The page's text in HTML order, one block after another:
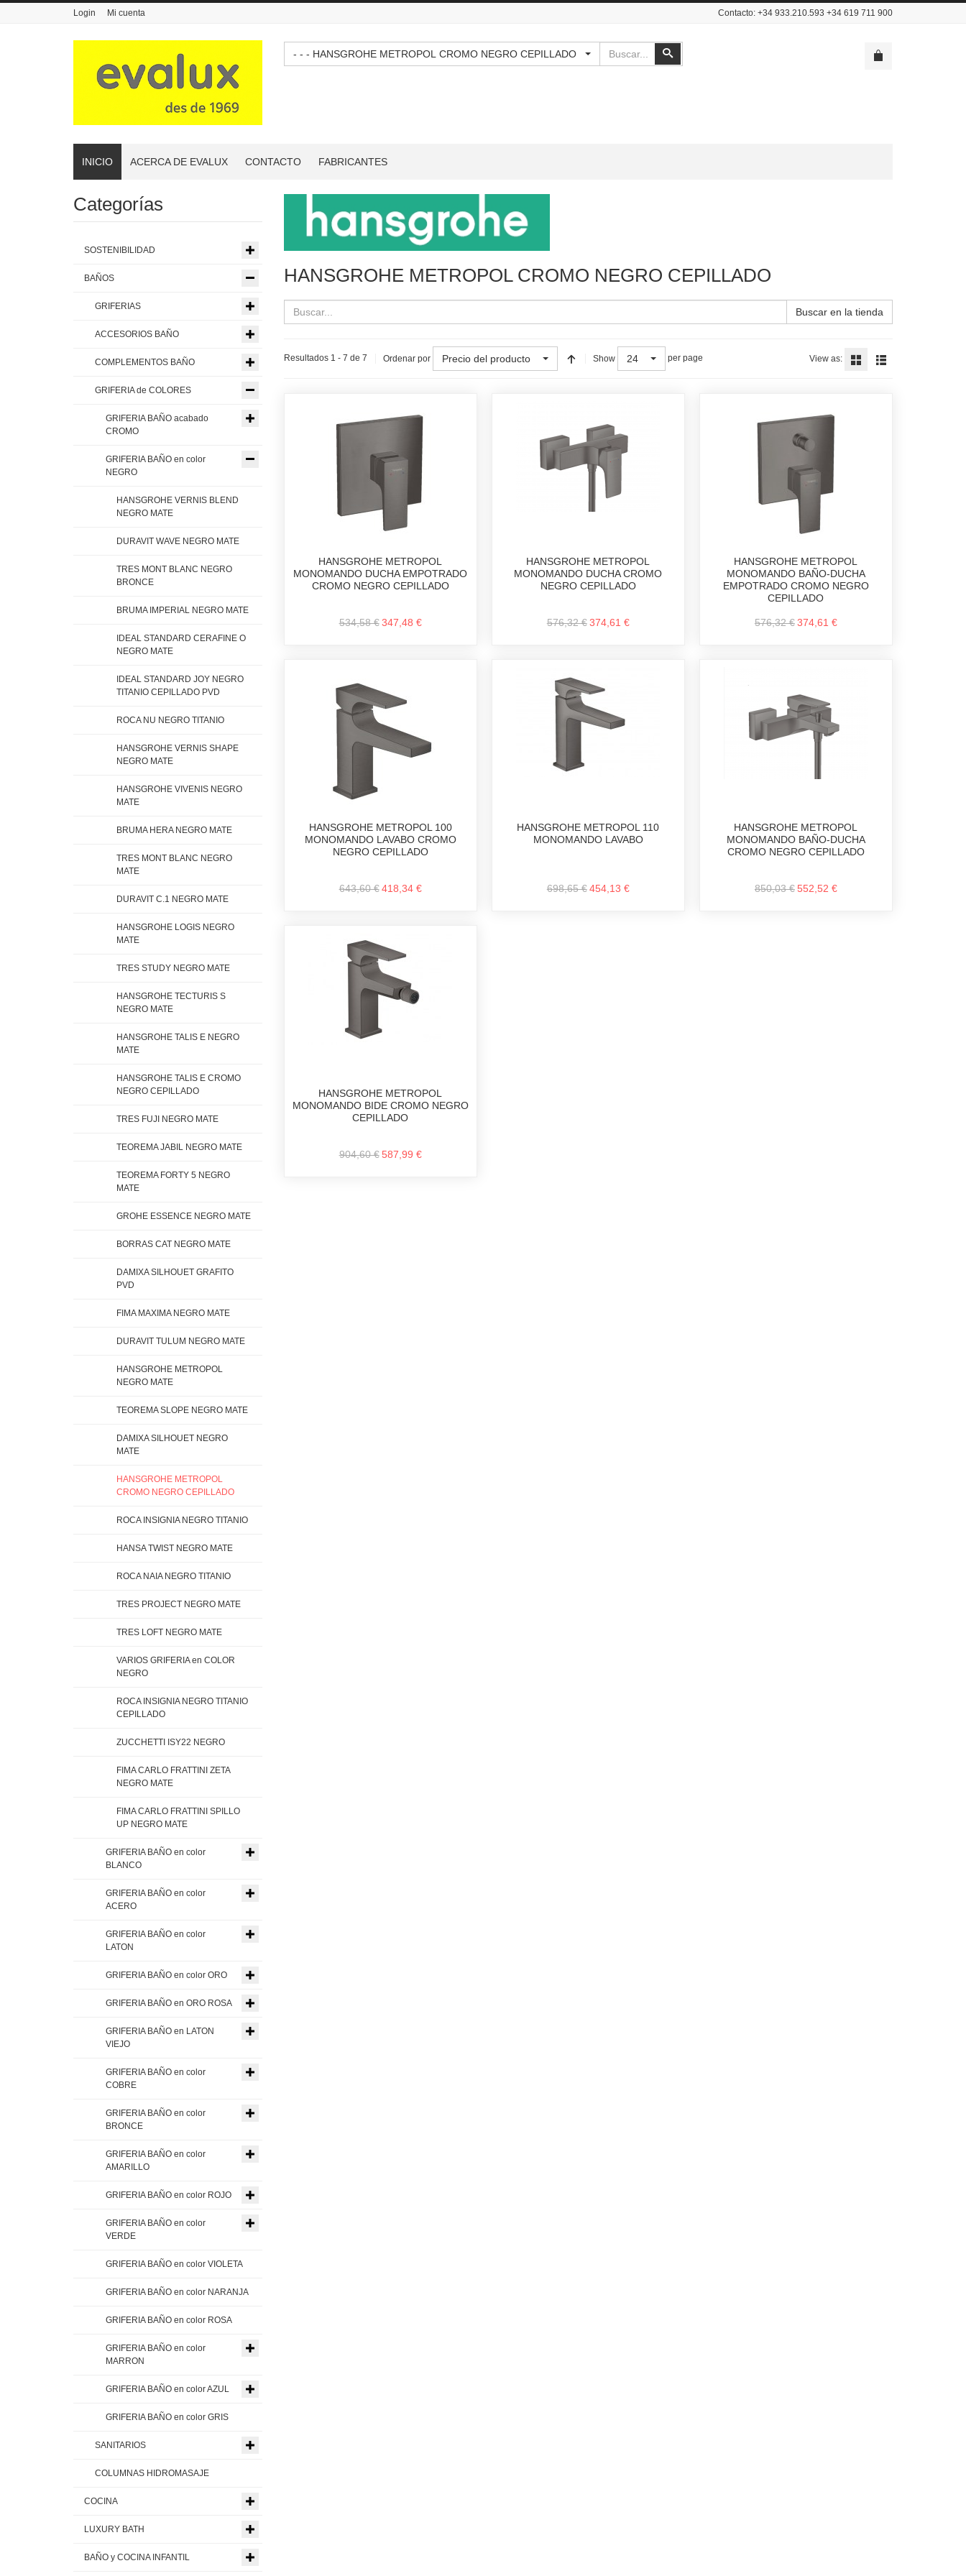
Login Mi cuenta Contacto: +34 933.210.593 +34 619 711 900
- - - HANSGROHE METROPOL CROMO NEGRO CEPILLADO Buscar
INICIO ACERCA DE EVALUX CONTACTO FABRICANTES
HANSGROHE METROPOL CROMO NEGRO CEPILLADO
Buscar en la tienda
Resultados 1 - 7 de 7 Ordenar por Precio del producto Show 24 per page View as:
HANSGROHE METROPOL
MONOMANDO DUCHA EMPOTRADO
CROMO NEGRO CEPILLADO
534,58 € 347,48 €
HANSGROHE METROPOL
MONOMANDO DUCHA CROMO
NEGRO CEPILLADO
576,32 € 374,61 €
HANSGROHE METROPOL
MONOMANDO BAÑO-DUCHA
EMPOTRADO CROMO NEGRO
CEPILLADO
576,32 €374,61 €
HANSGROHE METROPOL 100
MONOMANDO LAVABO CROMO
NEGRO CEPILLADO
643,60 € 418,34 €
HANSGROHE METROPOL 110
MONOMANDO LAVABO
698,65 € 454,13 €
HANSGROHE METROPOL
MONOMANDO BAÑO-DUCHA
CROMO NEGRO CEPILLADO
850,03 €552,52 €
HANSGROHE METROPOL
MONOMANDO BIDE CROMO NEGRO
CEPILLADO
904,60 € 587,99 €
Categorías
SOSTENIBILIDAD
BAÑOS
GRIFERIAS
ACCESORIOS BAÑO
COMPLEMENTOS BAÑO
GRIFERIA de COLORES
GRIFERIA BAÑO acabado
CROMO
GRIFERIA BAÑO en color
NEGRO
HANSGROHE VERNIS BLEND
NEGRO MATE
DURAVIT WAVE NEGRO MATE
TRES MONT BLANC NEGRO
BRONCE
BRUMA IMPERIAL NEGRO MATE
IDEAL STANDARD CERAFINE O
NEGRO MATE
IDEAL STANDARD JOY NEGRO
TITANIO CEPILLADO PVD
ROCA NU NEGRO TITANIO
HANSGROHE VERNIS SHAPE
NEGRO MATE
HANSGROHE VIVENIS NEGRO
MATE
BRUMA HERA NEGRO MATE
TRES MONT BLANC NEGRO
MATE
DURAVIT C.1 NEGRO MATE
HANSGROHE LOGIS NEGRO
MATE
TRES STUDY NEGRO MATE
HANSGROHE TECTURIS S
NEGRO MATE
HANSGROHE TALIS E NEGRO
MATE
HANSGROHE TALIS E CROMO
NEGRO CEPILLADO
TRES FUJI NEGRO MATE
TEOREMA JABIL NEGRO MATE
TEOREMA FORTY 5 NEGRO
MATE
GROHE ESSENCE NEGRO MATE
BORRAS CAT NEGRO MATE
DAMIXA SILHOUET GRAFITO
PVD
FIMA MAXIMA NEGRO MATE
DURAVIT TULUM NEGRO MATE
HANSGROHE METROPOL
NEGRO MATE
TEOREMA SLOPE NEGRO MATE
DAMIXA SILHOUET NEGRO
MATE
HANSGROHE METROPOL
CROMO NEGRO CEPILLADO
ROCA INSIGNIA NEGRO TITANIO
HANSA TWIST NEGRO MATE
ROCA NAIA NEGRO TITANIO
TRES PROJECT NEGRO MATE
TRES LOFT NEGRO MATE
VARIOS GRIFERIA en COLOR
NEGRO
ROCA INSIGNIA NEGRO TITANIO
CEPILLADO
ZUCCHETTI ISY22 NEGRO
FIMA CARLO FRATTINI ZETA
NEGRO MATE
FIMA CARLO FRATTINI SPILLO
UP NEGRO MATE
GRIFERIA BAÑO en color
BLANCO
GRIFERIA BAÑO en color
ACERO
GRIFERIA BAÑO en color
LATON
GRIFERIA BAÑO en color ORO
GRIFERIA BAÑO en ORO ROSA
GRIFERIA BAÑO en LATON
VIEJO
GRIFERIA BAÑO en color
COBRE
GRIFERIA BAÑO en color
BRONCE
GRIFERIA BAÑO en color
AMARILLO
GRIFERIA BAÑO en color ROJO
GRIFERIA BAÑO en color
VERDE
GRIFERIA BAÑO en color VIOLETA
GRIFERIA BAÑO en color NARANJA
GRIFERIA BAÑO en color ROSA
GRIFERIA BAÑO en color
MARRON
GRIFERIA BAÑO en color AZUL
GRIFERIA BAÑO en color GRIS
SANITARIOS
COLUMNAS HIDROMASAJE
COCINA
LUXURY BATH
BAÑO y COCINA INFANTIL